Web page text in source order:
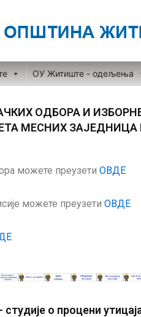
ОУ Житиште - одељења
ОДБОРА И
МЕСНИХ
можете преузети ОВДЕ
можете преузети ОВДЕ
о процени